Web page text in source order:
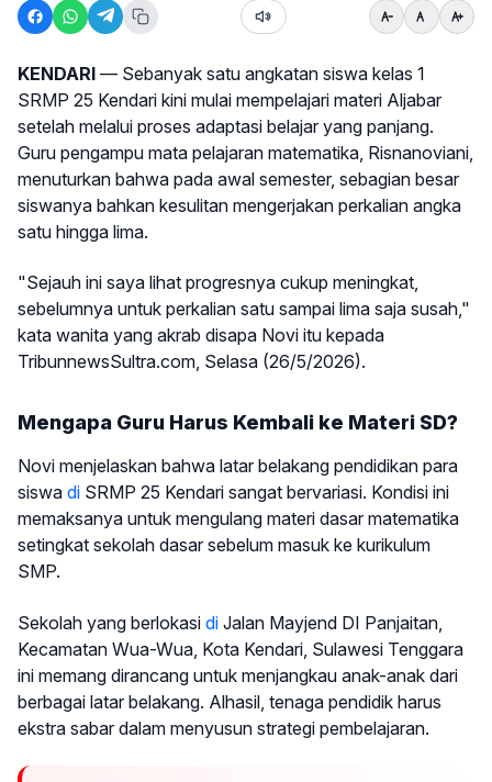
KENDARI — Sebanyak satu angkatan siswa kelas 1
SRMP 25 Kendari kini mulai mempelajari materi Aljabar
setelah melalui proses adaptasi belajar yang panjang.
Guru pengampu mata pelajaran matematika, Risnanoviani,
menuturkan bahwa pada awal semester, sebagian besar
siswanya bahkan kesulitan mengerjakan perkalian angka
satu hingga lima.
"Sejauh ini saya lihat progresnya cukup meningkat,
sebelumnya untuk perkalian satu sampai lima saja susah,"
kata wanita yang akrab disapa Novi itu kepada
TribunnewsSultra.com, Selasa (26/5/2026).
Mengapa Guru Harus Kembali ke Materi SD?
Novi menjelaskan bahwa latar belakang pendidikan para
siswa di SRMP 25 Kendari sangat bervariasi. Kondisi ini
memaksanya untuk mengulang materi dasar matematika
setingkat sekolah dasar sebelum masuk ke kurikulum
SMP.
Sekolah yang berlokasi di Jalan Mayjend DI Panjaitan,
Kecamatan Wua-Wua, Kota Kendari, Sulawesi Tenggara
ini memang dirancang untuk menjangkau anak-anak dari
berbagai latar belakang. Alhasil, tenaga pendidik harus
ekstra sabar dalam menyusun strategi pembelajaran.